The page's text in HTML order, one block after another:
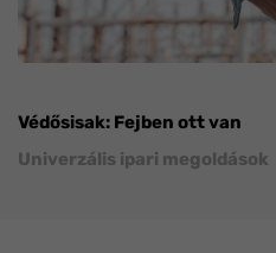
Védősisak: Fejben ott van
Univerzális ipari megoldások